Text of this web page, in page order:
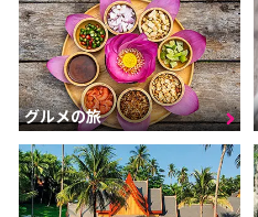
グルメの旅